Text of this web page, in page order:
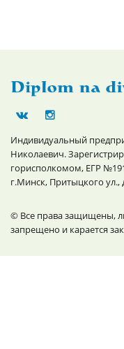
Индивидуальный
Николаевич.
горисполкомом, ЕГР
г.Минск, Притыцкого ул.,
© Все права защищены,
запрещено и карается